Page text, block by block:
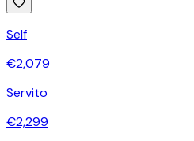
Self
€2,079
Servito
€2,299